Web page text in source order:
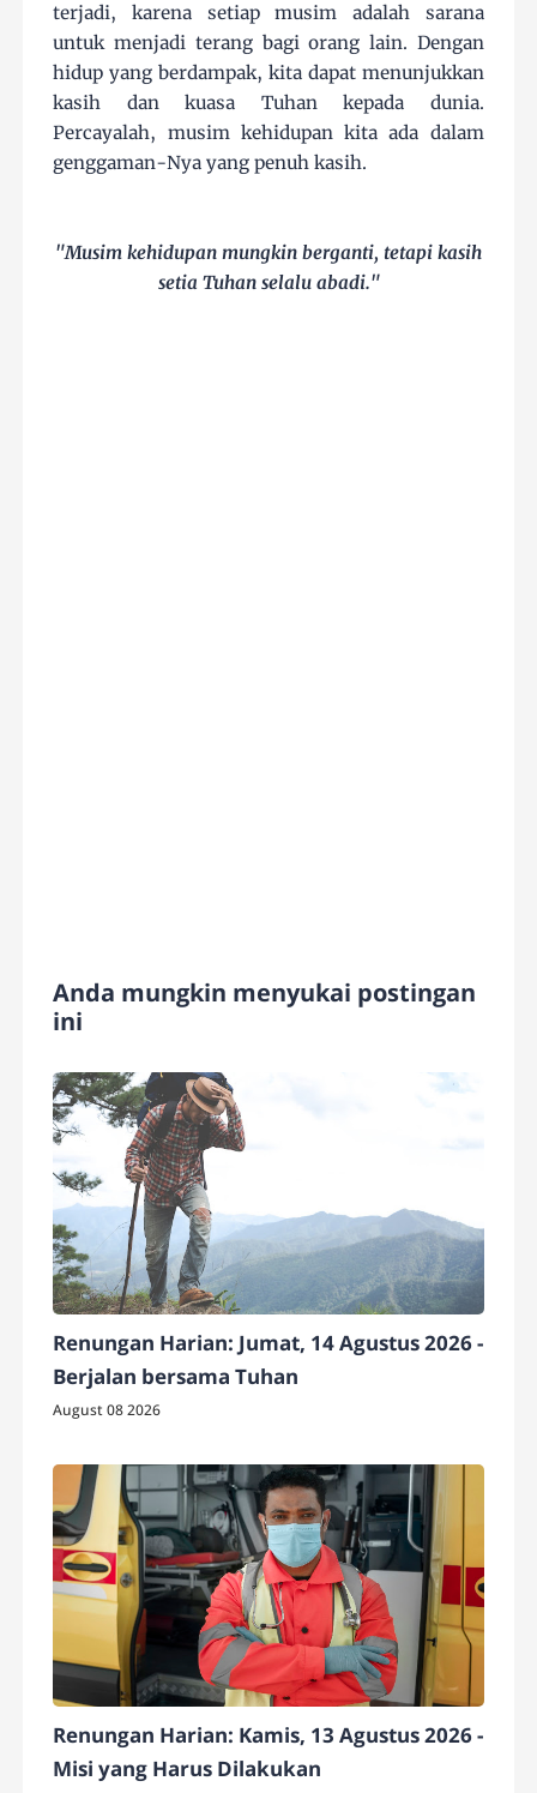
terjadi, karena setiap musim adalah sarana
untuk menjadi terang bagi orang lain. Dengan
hidup yang berdampak, kita dapat menunjukkan
kasih dan kuasa Tuhan kepada dunia.
Percayalah, musim kehidupan kita ada dalam
genggaman-Nya yang penuh kasih.
"Musim kehidupan mungkin berganti, tetapi kasih
setia Tuhan selalu abadi."
Anda mungkin menyukai postingan
ini
Renungan Harian: Jumat, 14 Agustus 2026 -
Berjalan bersama Tuhan
August 08 2026
Renungan Harian: Kamis, 13 Agustus 2026 -
Misi yang Harus Dilakukan